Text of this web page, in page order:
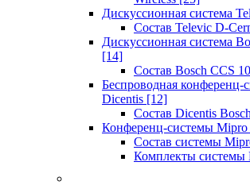
Дискуссионная система
Состав Televic D-
Дискуссионная система
[14]
Состав Bosch CCS
Беспроводная конференц-
Dicentis [12]
Состав Dicentis Bosch
Конференц-системы Mipro
Состав системы
Комплекты системы